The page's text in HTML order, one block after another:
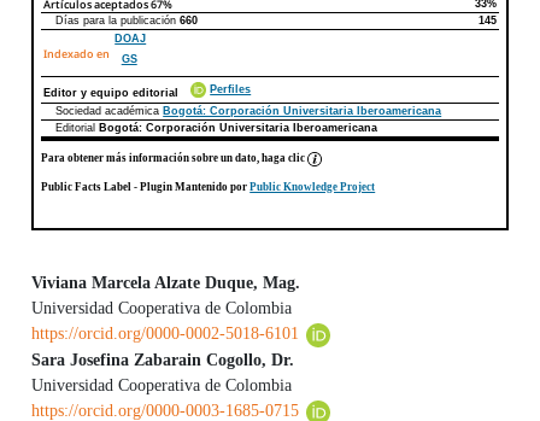
Artículos aceptados67%
33%
Días para la publicación660 145
Indexado en
DOAJ
GS
Editor y equipo editorial
Perfiles
Sociedad académica Bogotá: Corporación Universitaria Iberoamericana
Editorial
Bogotá: Corporación Universitaria Iberoamericana
Para obtener más información sobre un dato, haga clic
Public Facts Label - Plugin Mantenido porPublic Knowledge Project
Contenido principal del artículo
Viviana Marcela Alzate Duque, Mag.
Universidad Cooperativa de Colombia
https://orcid.org/0000-0002-5018-6101
Sara Josefina Zabarain Cogollo, Dr.
Universidad Cooperativa de Colombia
https://orcid.org/0000-0003-1685-0715